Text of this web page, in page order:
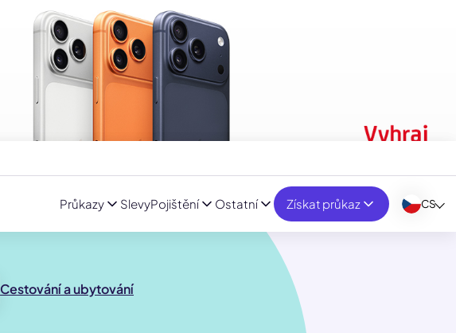
Průkazy SlevyPojištění Získat průkaz
Ostatní CS
Cestování a ubytování